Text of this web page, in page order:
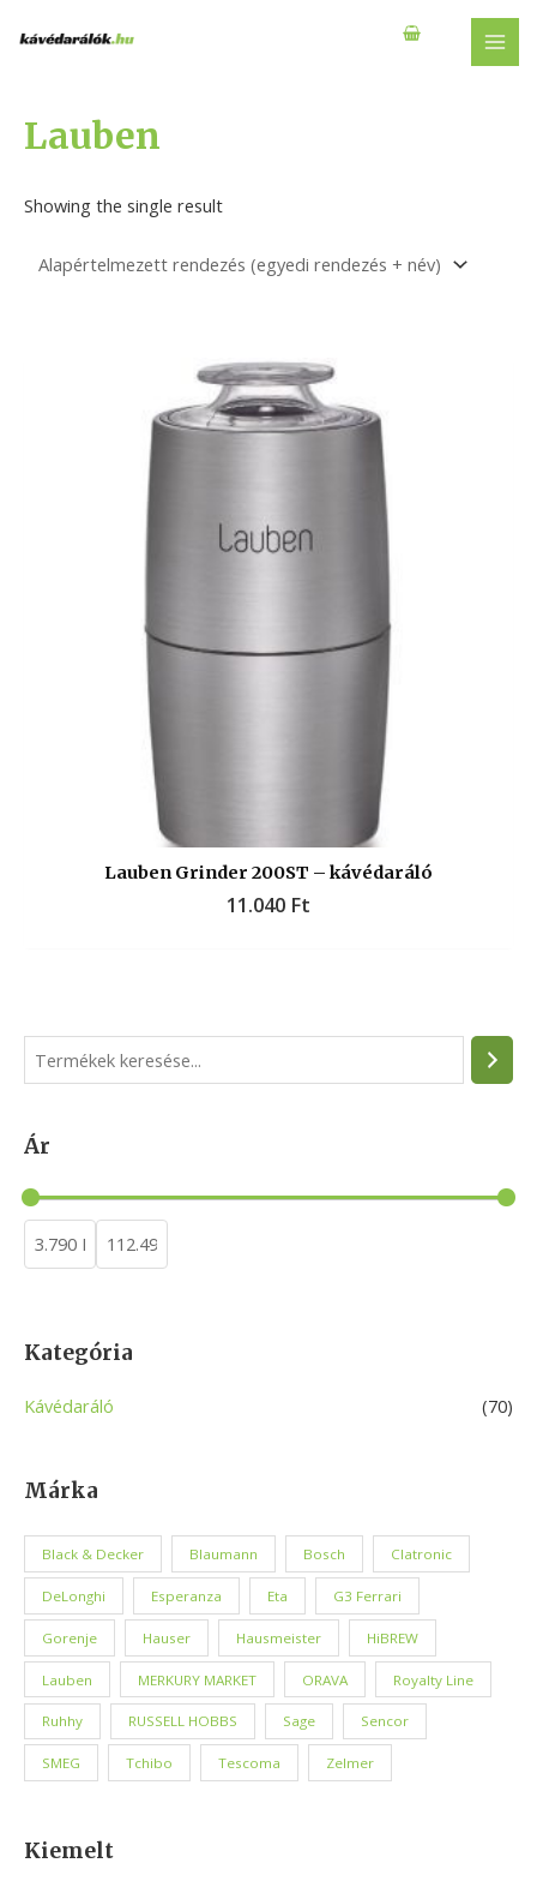
e
r
c
h
Ár
Kategória
Kávédaráló (70)
Márka
Black & Decker Blaumann Bosch Clatronic
DeLonghi Esperanza Eta G3 Ferrari
Gorenje Hauser Hausmeister HiBREW
Lauben MERKURY MARKET ORAVA Royalty Line
Ruhhy RUSSELL HOBBS Sage Sencor
SMEG Tchibo Tescoma Zelmer
Kiemelt
Lauben
Showing the single result
Lauben Grinder 200ST – kávédaráló
11.040 Ft